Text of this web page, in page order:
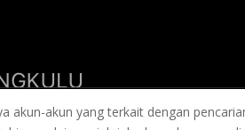
akun-akun yang terkait dengan